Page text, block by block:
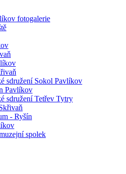
fotogalerie
sdružení Sokol Pavlíkov
Pavlíkov
sdružení Tetřev Tytry
- Ryšín
spolek